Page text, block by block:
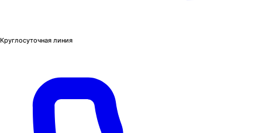
Круглосуточная линия